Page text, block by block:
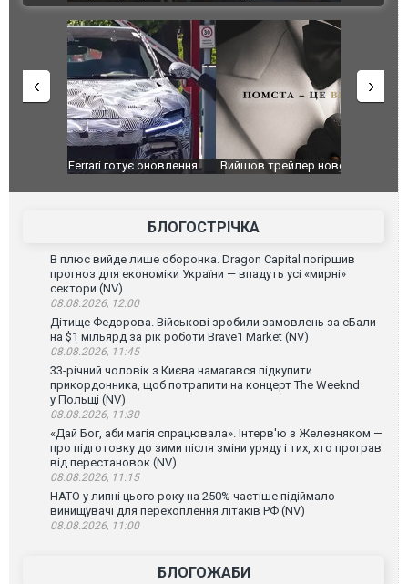
Вийшов трейлер нової екранізації легендарного
БЛОГОСТРІЧКА
В плюс вийде лише оборонка. Dragon Capital погіршив
прогноз для економіки України — впадуть усі «мирні»
сектори (NV)
08.08.2026, 12:00
Дітище Федорова. Військові зробили замовлень за єБали
на $1 мільярд за рік роботи Brave1 Market (NV)
08.08.2026, 11:45
33-річний чоловік з Києва намагався підкупити
прикордонника, щоб потрапити на концерт The Weeknd
у Польщі (NV)
08.08.2026, 11:30
«Дай Бог, аби магія спрацювала». Інтерв'ю з Железняком —
про підготовку до зими після зміни уряду і тих, хто програв
від перестановок (NV)
08.08.2026, 11:15
НАТО у липні цього року на 250% частіше підіймало
винищувачі для перехоплення літаків РФ (NV)
08.08.2026, 11:00
БЛОГОЖАБИ